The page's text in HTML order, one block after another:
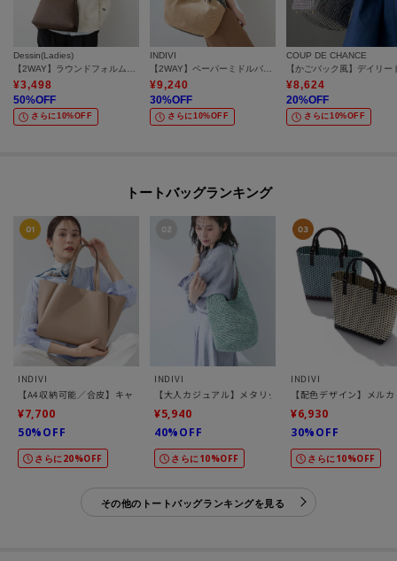
Dessin(Ladies)
【2WAY】ラウンドフォルムショルダーバッグ
¥3,498
50%OFF
さらに10%OFF
INDIVI
【2WAY】ペーパーミドルバッグ
¥9,240
30%OFF
さらに10%OFF
COUP DE CHANCE
¥8,624
20%OFF
さらに10%OFF
トートバッグランキング
INDIVI
【A4収納可能／合皮】キャリアタックバッグ
¥7,700
50%OFF
さらに20%OFF
INDIVI
【大人カジュアル】メタリックかぎ編みボトルバッグ
¥5,940
40%OFF
さらに10%OFF
INDIVI
【配色デザイン】メル
¥6,930
30%OFF
さらに10%OFF
その他のトートバッグランキングを見る